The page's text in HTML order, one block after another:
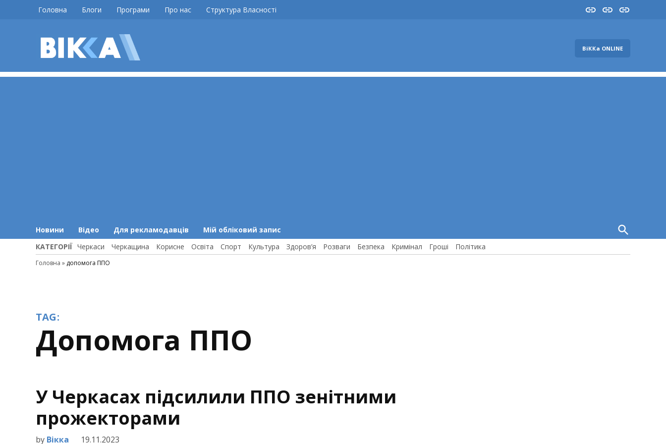
Головна Блоги Програми Про нас Структура Власності InstaYouTube
FB
ВіККа ONLINE
Новини Відео Для рекламодавців Мій обліковий запис
Open
Search
КАТЕГОРІЇ Черкаси Черкащина Корисне Освіта Спорт Культура Здоров’я Розваги Безпека Кримінал Гроші Політика
Головна » допомога ППО
TAG:
допомога ППО
У Черкасах підсилили ППО зенітними
прожекторами
by Вікка 19.11.2023